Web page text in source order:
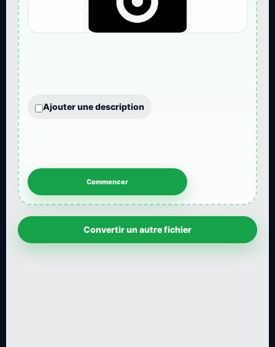
Ajouter une description
Convertir un autre fichier